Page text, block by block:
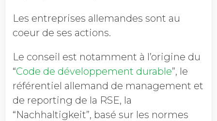
Les entreprises allemandes sont au
coeur de ses actions.
Le conseil est notamment à l’origine du
“Code de développement durable”, le
référentiel allemand de management et
de reporting de la RSE, la
“Nachhaltigkeit”, basé sur les normes